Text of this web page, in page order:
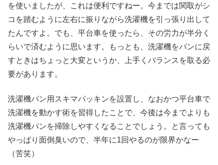
を使いましたが、これは便利ですねー。今までは関取がシ
コを踏むように左右に振りながら洗濯機を引っ張り出して
たんですよ。でも、平台車を使ったら、その労力が半分く
らいで済むように思います。もっとも、洗濯機をパンに戻
すときはちょっと大変というか、上手くバランスを取る必
要があります。
洗濯機パン用スキマパッキンを設置し、なおかつ平台車で
洗濯機を動かす術を習得したことで、今後は今までよりも
洗濯機パンを掃除しやすくなることでしょう。と言っても
やっぱり面倒臭いので、半年に1回やるのが限界かなー
（苦笑）